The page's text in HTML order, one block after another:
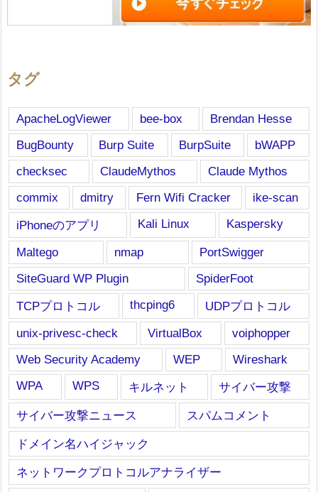
タグ
ApacheLogViewer bee-box
Brendan Hesse
BugBounty
Burp Suite BurpSuite
bWAPP
checksec
ClaudeMythos
Claude Mythos
commix
dmitry Fern Wifi Cracker
ike-scan
iPhoneのアプリ
Kali Linux
Kaspersky
Maltego
nmap
PortSwigger
SiteGuard WP Plugin
SpiderFoot
TCPプロトコル
thcping6
UDPプロトコル
unix-privesc-check
VirtualBox
voiphopper
Web Security Academy
WEP
Wireshark
WPA
WPS キルネット
サイバー攻撃
サイバー攻撃ニュース
スパムコメント
ドメイン名ハイジャック
ネットワークプロトコルアナライザー